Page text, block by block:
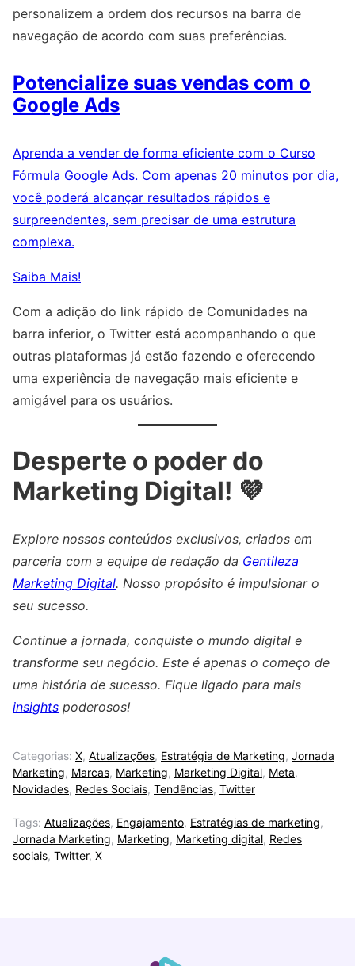
personalizem a ordem dos recursos na barra de
navegação de acordo com suas preferências.
Potencialize suas vendas com o
Google Ads
Aprenda a vender de forma eficiente com o Curso
Fórmula Google Ads. Com apenas 20 minutos por dia,
você poderá alcançar resultados rápidos e
surpreendentes, sem precisar de uma estrutura
complexa.
Saiba Mais!
Com a adição do link rápido de Comunidades na
barra inferior, o Twitter está acompanhando o que
outras plataformas já estão fazendo e oferecendo
uma experiência de navegação mais eficiente e
amigável para os usuários.
Desperte o poder do
Marketing Digital! 💜
Explore nossos conteúdos exclusivos, criados em
parceria com a equipe de redação da Gentileza
Marketing Digital. Nosso propósito é impulsionar o
seu sucesso.
Continue a jornada, conquiste o mundo digital e
transforme seu negócio. Este é apenas o começo de
uma história de sucesso. Fique ligado para mais
insights poderosos!
Categorias: X, Atualizações, Estratégia de Marketing, Jornada
Marketing, Marcas, Marketing, Marketing Digital, Meta,
Novidades, Redes Sociais, Tendências, Twitter
Tags: Atualizações, Engajamento, Estratégias de marketing,
Jornada Marketing, Marketing, Marketing digital, Redes
sociais, Twitter, X